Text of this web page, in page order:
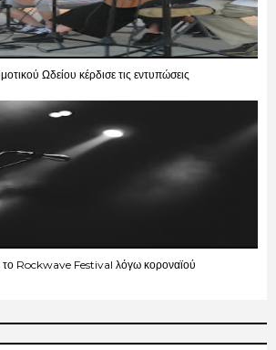
Ωδείου κέρδισε τις εντυπώσεις
το Rockwave Festival λόγω κοροναϊού